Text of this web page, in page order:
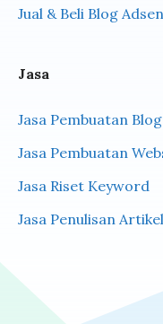
Jual & Beli Blog
Jasa
Jasa Pembuatan
Jasa Pembuatan
Jasa Riset Keyword
Jasa Penulisan Artikel